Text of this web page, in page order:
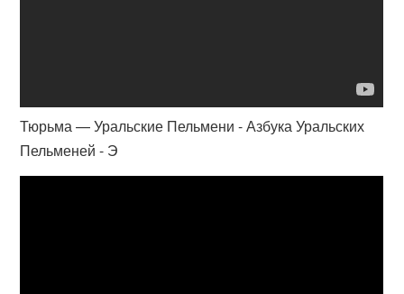
Тюрьма — Уральские Пельмени - Азбука Уральских
Пельменей - Э